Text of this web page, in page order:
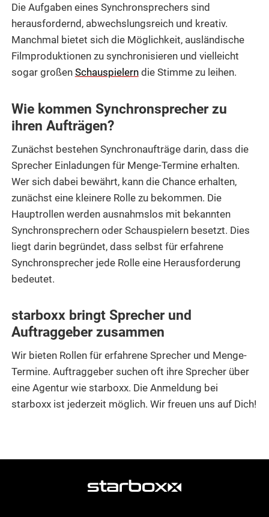
Die Aufgaben eines Synchronsprechers sind
herausfordernd, abwechslungsreich und kreativ.
Manchmal bietet sich die Möglichkeit, ausländische
Filmproduktionen zu synchronisieren und vielleicht
sogar großen Schauspielerndie Stimme zu leihen.
Wie kommen Synchronsprecher zu
ihren Aufträgen?
Zunächst bestehen Synchronaufträge darin, dass die
Sprecher Einladungen für Menge-Termine erhalten.
Wer sich dabei bewährt, kann die Chance erhalten,
zunächst eine kleinere Rolle zu bekommen. Die
Hauptrollen werden ausnahmslos mit bekannten
Synchronsprechern oder Schauspielern besetzt. Dies
liegt darin begründet, dass selbst für erfahrene
Synchronsprecher jede Rolle eine Herausforderung
bedeutet.
starboxx bringt Sprecher und
Auftraggeber zusammen
Wir bieten Rollen für erfahrene Sprecher und Menge-
Termine. Auftraggeber suchen oft ihre Sprecher über
eine Agentur wie starboxx. Die Anmeldung bei
starboxx ist jederzeit möglich. Wir freuen uns auf Dich!